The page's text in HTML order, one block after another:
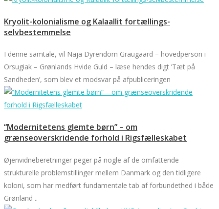
Kryolit-kolonialisme og Kalaallit fortællings-
selvbestemmelse
I denne samtale, vil Naja Dyrendom Graugaard – hovedperson i
Orsugiak – Grønlands Hvide Guld – læse hendes digt ’Tæt på
Sandheden’, som blev et modsvar på afpubliceringen
“Modernitetens glemte børn” – om
grænseoverskridende forhold i Rigsfælleskabet
Øjenvidneberetninger peger på nogle af de omfattende
strukturelle problemstillinger mellem Danmark og den tidligere
koloni, som har medført fundamentale tab af forbundethed i både
Grønland ..